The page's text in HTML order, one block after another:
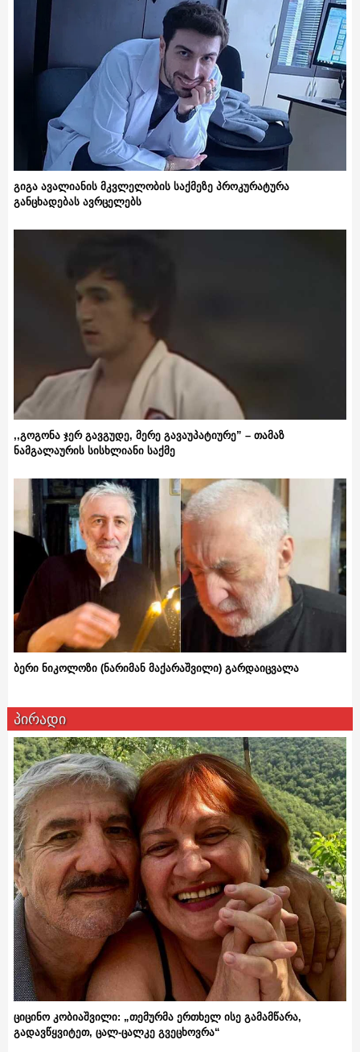
გიგა ავალიანის მკვლელობის საქმეზე პროკურატურა
განცხადებას ავრცელებს
,,გოგონა ჯერ გავგუდე, მერე გავაუპატიურე” – თამაზ
ნამგალაურის სისხლიანი საქმე
ბერი ნიკოლოზი (ნარიმან მაქარაშვილი) გარდაიცვალა
პირადი
ციცინო კობიაშვილი: „თემურმა ერთხელ ისე გამამწარა,
გადავწყვიტეთ, ცალ-ცალკე გვეცხოვრა“